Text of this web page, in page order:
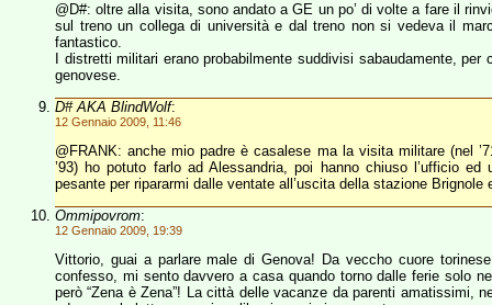
@D#: oltre alla visita, sono andato a GE un po’ di volte a fare il
sul treno un collega di università e dal treno non si vedeva il
fantastico.
I distretti militari erano probabilmente suddivisi sabaudamente,
genovese.
D# AKA BlindWolf:
12 Gennaio 2009, 11:46
@FRANK: anche mio padre è casalese ma la visita militare (nel
’93) ho potuto farlo ad Alessandria, poi hanno chiuso l’ufficio
pesante per ripararmi dalle ventate all’uscita della stazione
Ommipovrom:
12 Gennaio 2009, 19:39
Vittorio, guai a parlare male di Genova! Da veccho cuore
confesso, mi sento davvero a casa quando torno dalle ferie solo
però “Zena è Zena”! La città delle vacanze da parenti amatissimi,